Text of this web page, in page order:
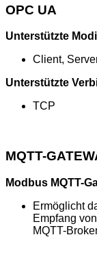
OPC UA
Unterstützte Modi
Client,
Unterstützte
TCP
MQTT-
Modbus MQTT-
Ermöglicht
Empfang
MQTT-